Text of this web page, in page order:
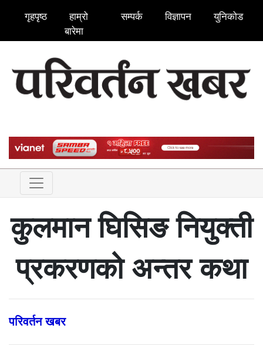
गृहपृष्ठ
हाम्रो
बारेमा
सम्पर्क विज्ञापन युनिकोड
कुलमान घिसिङ नियुक्ती
प्रकरणको अन्तर कथा
परिवर्तन खबर